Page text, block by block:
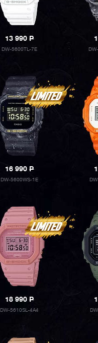
13 990P
DW-5600TL-7E
16 990P
DW-5600WS-1E
18 990P
DW-5610SL-4A4